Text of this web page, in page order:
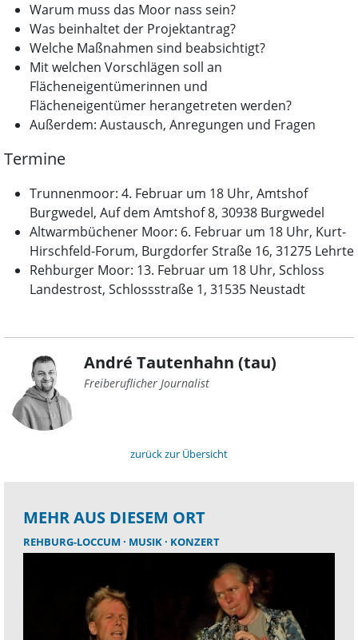
Warum muss das Moor nass sein?
Was beinhaltet der Projektantrag?
Welche Maßnahmen sind beabsichtigt?
Mit welchen Vorschlägen soll an
Flächeneigentümerinnen und
Flächeneigentümer herangetreten werden?
Außerdem: Austausch, Anregungen und Fragen
Termine
Trunnenmoor: 4. Februar um 18 Uhr, Amtshof
Burgwedel, Auf dem Amtshof 8, 30938 Burgwedel
Altwarmbüchener Moor: 6. Februar um 18 Uhr, Kurt-
Hirschfeld-Forum, Burgdorfer Straße 16, 31275 Lehrte
Rehburger Moor: 13. Februar um 18 Uhr, Schloss
Landestrost, Schlossstraße 1, 31535 Neustadt
André Tautenhahn (tau)
Freiberuflicher Journalist
zurück zur Übersicht
MEHR AUS DIESEM ORT
REHBURG-LOCCUM MUSIK KONZERT